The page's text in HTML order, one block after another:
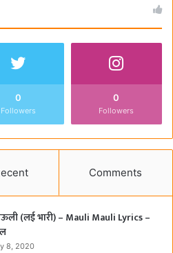
0
Followers
0
Followers
Comments
(लई भारी) – Mauli Mauli Lyrics –
8, 2020